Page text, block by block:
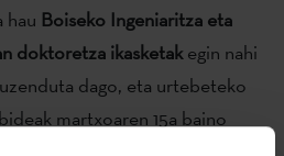
hau Boiseko Ingeniaritza eta
doktoretza ikasketakegin nahi
dago, eta urtebeteko
martxoaren 15a baino